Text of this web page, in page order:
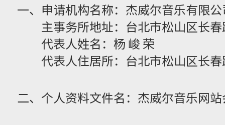
一、申请机构名称：杰威尔音乐有限
主事务所地址：台北市松山区长
代表人姓名：杨 峻 荣
代表人住居所：台北市松山区长
二、个人资料文件名：杰威尔音乐网